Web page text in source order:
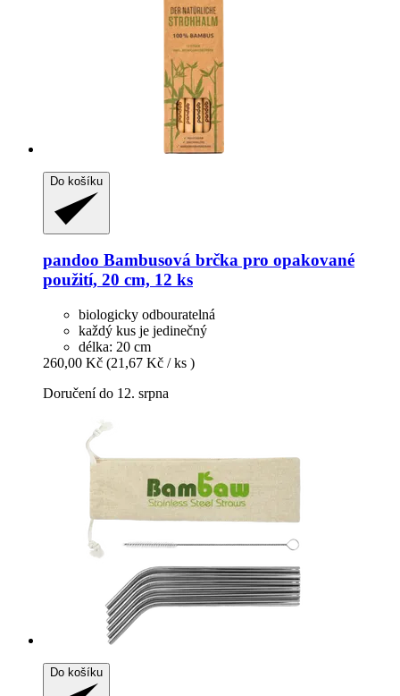
Do košíku
pandoo Bambusová brčka pro opakované
použití, 20 cm, 12 ks
biologicky odbouratelná
každý kus je jedinečný
délka: 20 cm
260,00 Kč (21,67 Kč / ks )
Doručení do 12. srpna
Do košíku